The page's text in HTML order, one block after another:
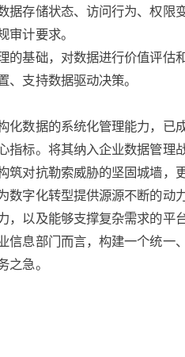
据存储状态、访问行为、权限
审计要求。
的基础，对数据进行价值评估
、支持数据驱动决策。
化数据的系统化管理能力，已
指标。将其纳入企业数据管理
筑对抗勒索威胁的坚固城墙，
数字化转型提供源源不断的动
，以及能够支撑复杂需求的平
信息部门而言，构建一个统一
之急。